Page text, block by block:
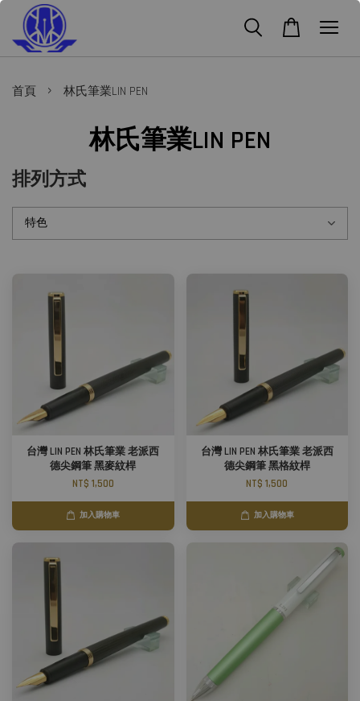
首頁 › 林氏筆業LIN PEN
林氏筆業LIN PEN
排列方式
台灣 LIN PEN 林氏筆業 老派西
德尖鋼筆 黑麥紋桿
NT$ 1,500
加入購物車
台灣 LIN PEN 林氏筆業 老派西
德尖鋼筆 黑格紋桿
NT$ 1,500
加入購物車